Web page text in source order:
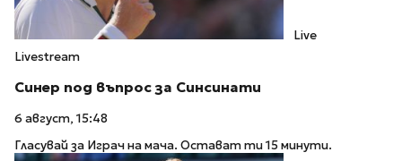
Live
Livestream
Синер под въпрос за Синсинати
6 август, 15:48
Гласувай за Играч на мача. Остават ти 15 минути.